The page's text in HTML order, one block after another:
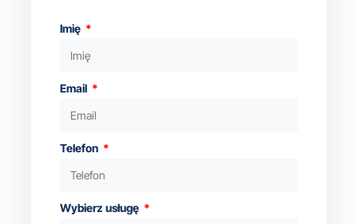
Imię
Email
Telefon
Wybierz usługę